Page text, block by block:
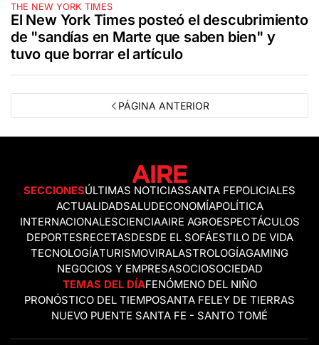
THE NEW YORK TIMES
El New York Times posteó el descubrimiento
de "sandías en Marte que saben bien" y
tuvo que borrar el artículo
PÁGINA ANTERIOR
SECCIONESÚLTIMAS NOTICIASSANTA FEPOLICIALES
ACTUALIDADSALUDECONOMÍAPOLÍTICA
INTERNACIONALESCIENCIAAIRE AGROESPECTÁCULOS
DEPORTESRECETASDESDE EL SOFÁESTILO DE VIDA
TECNOLOGÍATURISMOVIRALASTROLOGÍAGAMING
NEGOCIOS Y EMPRESASOCIOSOCIEDAD
TEMAS DEL DÍAFENÓMENO DEL NIÑO
PRONÓSTICO DEL TIEMPOSANTA FELEY DE TIERRAS
NUEVO PUENTE SANTA FE - SANTO TOMÉ